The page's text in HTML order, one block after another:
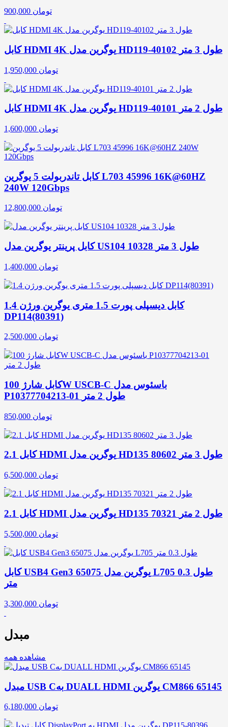
900,000 تومان
کابل HDMI 4K یوگرین مدل HD119-40102 طول 3 متر
1,950,000 تومان
کابل HDMI 4K یوگرین مدل HD119-40101 طول 2 متر
1,600,000 تومان
کابل تاندربولت 5 یوگرین L703 45996 16K@60HZ
240W 120Gbps
12,800,000 تومان
کابل پرینتر یوگرین مدل US104 10328 طول 3 متر
1,400,000 تومان
کابل دیسپلی پورت 1.5 متری یوگرین ورژن 1.4
DP114(80391)
2,500,000 تومان
کابل شارژ 100W USCB-C باسئوس مدل
P10377704213-01 طول 2 متر
850,000 تومان
کابل 2.1 HDMI یوگرین مدل HD135 80602 طول 3 متر
6,500,000 تومان
کابل 2.1 HDMI یوگرین مدل HD135 70321 طول 2 متر
5,500,000 تومان
کابل USB4 Gen3 یوگرین مدل 65075 L705 طول 0.3
متر
3,300,000 تومان
مبدل
مشاهده همه
مبدل USB Cبه DUALL HDMI یوگرین CM866 65145
6,180,000 تومان